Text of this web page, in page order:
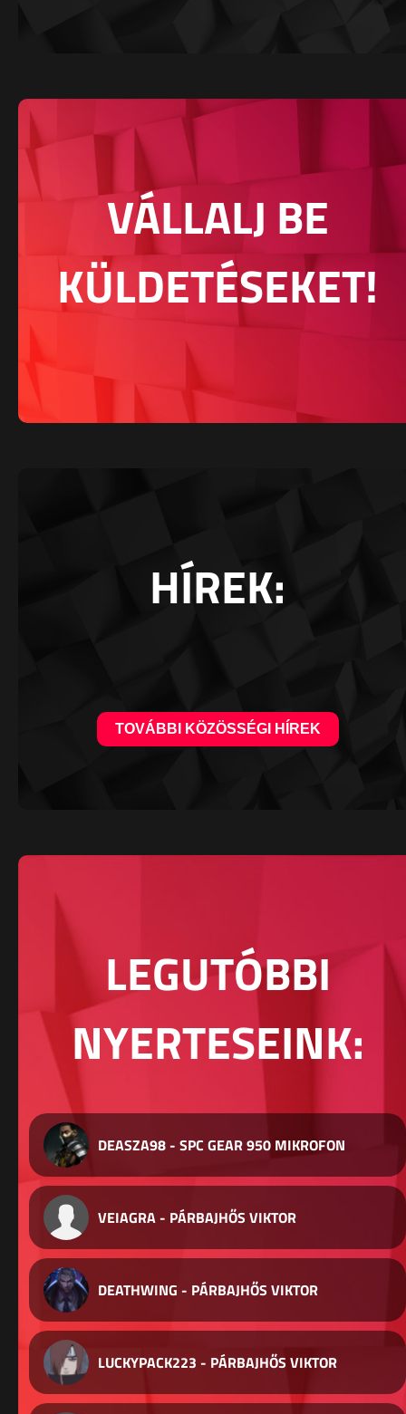
VÁLLALJ BE
KÜLDETÉSEKET!
HÍREK:
TOVÁBBI KÖZÖSSÉGI HÍREK
LEGUTÓBBI
NYERTESEINK:
DEASZA98 - SPC GEAR 950 MIKROFON
VEIAGRA - PÁRBAJHŐS VIKTOR
DEATHWING - PÁRBAJHŐS VIKTOR
LUCKYPACK223 - PÁRBAJHŐS VIKTOR